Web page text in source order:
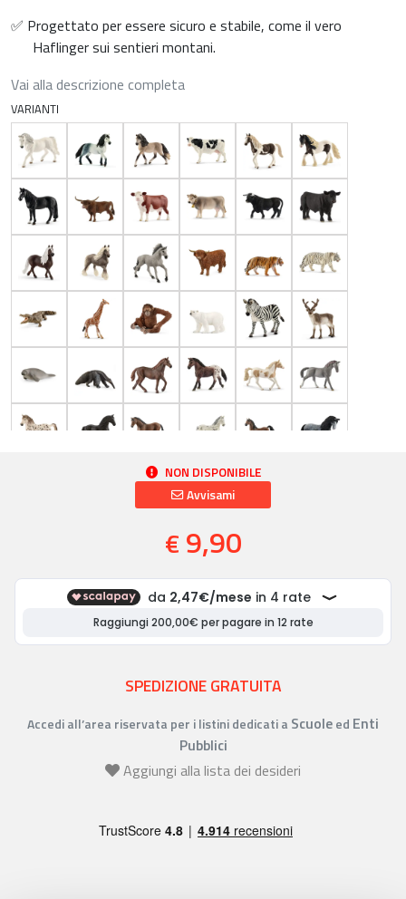
✅ Progettato per essere sicuro e stabile, come il vero
Haflinger sui sentieri montani.
Vai alla descrizione completa
VARIANTI
NON DISPONIBILE
Avvisami
€ 9,90
SPEDIZIONE GRATUITA
Accedi all’area riservata per i listini dedicati a Scuoleed Enti
Pubblici
Aggiungi alla lista dei desideri